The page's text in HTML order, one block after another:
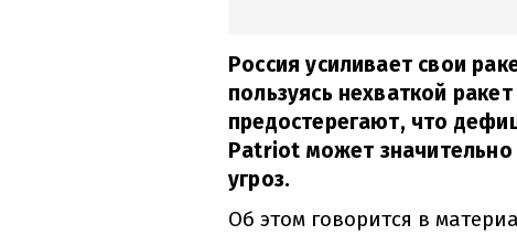
Россия усиливает свои
пользуясь нехваткой
предостерегают, что
Patriot может
угроз.
Об этом говорится в